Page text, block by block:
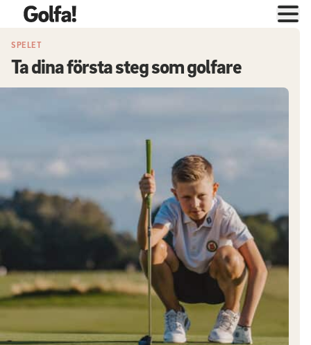
SPELET
Ta dina första steg som golfare